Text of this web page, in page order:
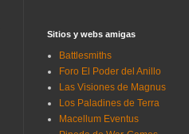
Sitios y webs amigas
Battlesmiths
Foro El Poder del Anillo
Las Visiones de Magnus
Los Paladines de Terra
Macellum Eventus